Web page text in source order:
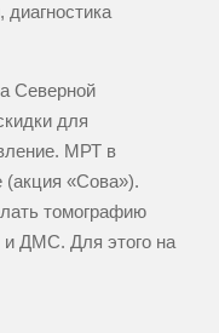
Северной
для
МРТ в
«Сова»).
томографию
и ДМС. Для этого на